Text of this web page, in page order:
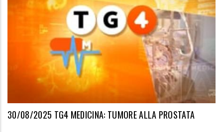
30/08/2025 TG4 MEDICINA: TUMORE ALLA PROSTATA